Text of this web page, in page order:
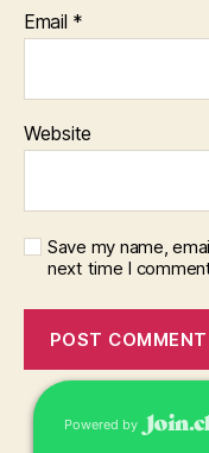
Email *
Website
Save my name,
next time I
Powered by